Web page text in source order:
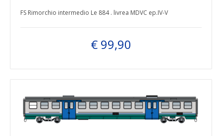
FS Rimorchio intermedio Le 884 . livrea MDVC ep.IV-V
€ 99,90